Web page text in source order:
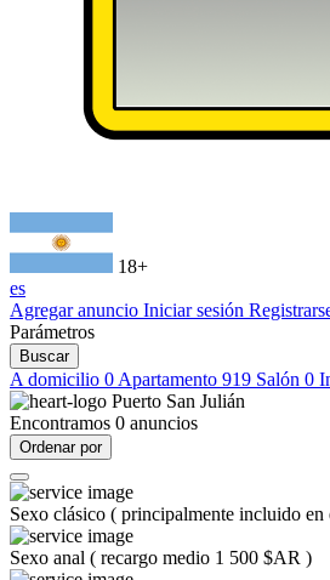
18+
es
Agregar anuncio Iniciar sesión
Parámetros
Buscar
A domicilio 0 Apartamento 919 Salón 0
Puerto San Julián
Encontramos 0 anuncios
Ordenar por
Sexo clásico ( principalmente incluido en
Sexo anal ( recargo medio 1 500 $AR )